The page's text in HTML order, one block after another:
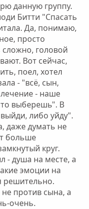
данную группу.
Битти "Спасать
Да, понимаю,
просто
головой
Вот сейчас,
поел, хотел
- "всё, сын,
- наше
выберешь". В
либо уйду".
даже думать не
больше
круг.
- душа на месте, а
эмоции на
решительно.
против сына, а
очень.